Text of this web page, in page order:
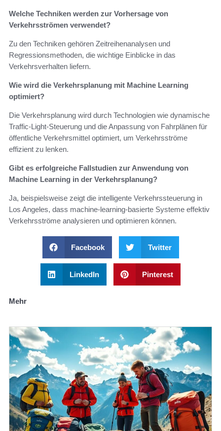
Welche Techniken werden zur Vorhersage von
Verkehrsströmen verwendet?
Zu den Techniken gehören Zeitreihenanalysen und
Regressionsmethoden, die wichtige Einblicke in das
Verkehrsverhalten liefern.
Wie wird die Verkehrsplanung mit Machine Learning
optimiert?
Die Verkehrsplanung wird durch Technologien wie dynamische
Traffic-Light-Steuerung und die Anpassung von Fahrplänen für
öffentliche Verkehrsmittel optimiert, um Verkehrsströme
effizient zu lenken.
Gibt es erfolgreiche Fallstudien zur Anwendung von
Machine Learning in der Verkehrsplanung?
Ja, beispielsweise zeigt die intelligente Verkehrssteuerung in
Los Angeles, dass machine-learning-basierte Systeme effektiv
Verkehrsströme analysieren und optimieren können.
Facebook Twitter
LinkedIn Pinterest
Mehr